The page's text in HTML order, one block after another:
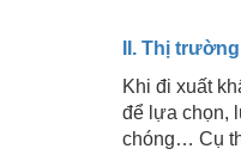
II. Thị
Khi đi xuất
để lựa chọn,
chóng… Cụ